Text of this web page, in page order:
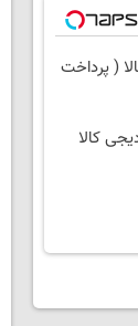
( پرداخت
کالا